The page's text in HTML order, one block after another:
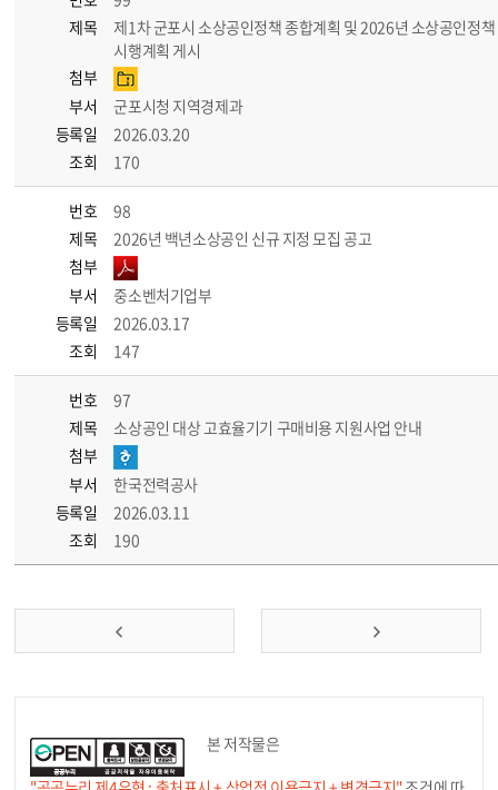
제목
제1차 군포시 소상공인정책 종합계획 및 2026년 소상공인정책
시행계획 게시
첨부
부서
군포시청 지역경제과
등록일
2026.03.20
조회
170
번호
98
제목
2026년 백년소상공인 신규 지정 모집 공고
첨부
부서
중소벤처기업부
등록일
2026.03.17
조회
147
번호
97
제목
소상공인 대상 고효율기기 구매비용 지원사업 안내
첨부
부서
한국전력공사
등록일
2026.03.11
조회
190
본 저작물은